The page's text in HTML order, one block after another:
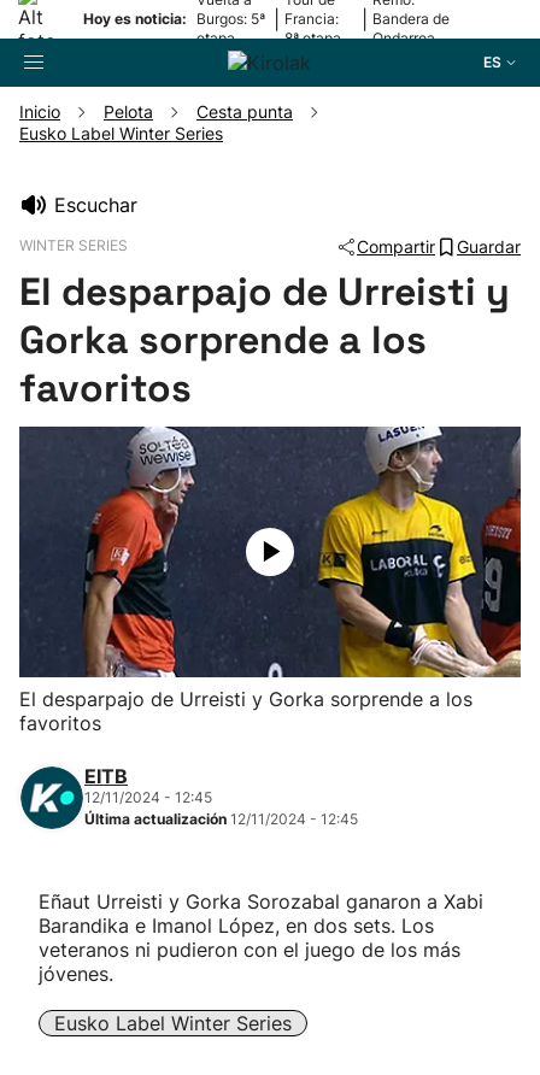
Hoy es noticia:
Burgos: 5ª
etapa
Francia:
8ª etapa
Bandera de
Ondarroa
ES
Fútbol
Pelota
Remo
Ciclismo
Herri-kirolak
Balonmano
Kirolak 360
Atletismo
Más deportes
"Helmuga"
Inicio Pelota
Cesta punta
Eusko Label Winter Series
Escuchar
WINTER SERIES Compartir Guardar
El desparpajo de Urreisti y
Gorka sorprende a los
favoritos
El desparpajo de Urreisti y Gorka sorprende a los
favoritos
EITB
12/11/2024 - 12:45
Última actualización 12/11/2024 - 12:45
Eñaut Urreisti y Gorka Sorozabal ganaron a Xabi
Barandika e Imanol López, en dos sets. Los
veteranos ni pudieron con el juego de los más
jóvenes.
Eusko Label Winter Series